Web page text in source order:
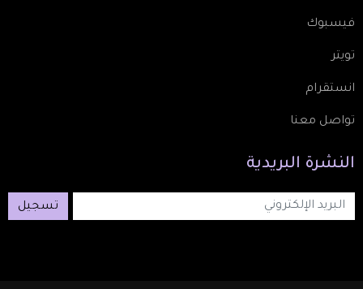
فيسبوك
تويتر
انستقرام
تواصل معنا
النشرة البريدية
تسجيل